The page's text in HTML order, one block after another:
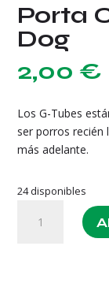
Porta
Dog
2,00 €
Los G-Tubes
ser porros recién
más adelante.
24 disponibles
Conos